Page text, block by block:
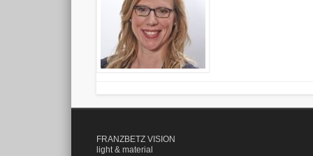
FRANZBETZ VISION
light & material